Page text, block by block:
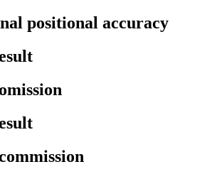
positional accuracy